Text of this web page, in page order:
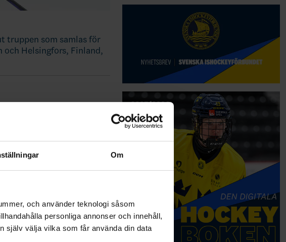
Om
och använder teknologi såsom
personliga annonser och innehåll,
själv välja vilka som får använda din data
truppen som samlas för
och Helsingfors, Finland,